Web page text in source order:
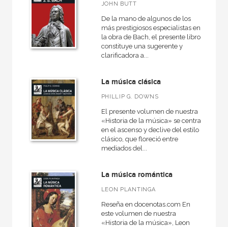
JOHN BUTT
De la mano de algunos de los
más prestigiosos especialistas en
la obra de Bach, el presente libro
constituye una sugerente y
clarificadora a...
La música clásica
PHILLIP G. DOWNS
El presente volumen de nuestra
«Historia de la música» se centra
en el ascenso y declive del estilo
clásico, que floreció entre
mediados del...
La música romántica
LEON PLANTINGA
Reseña en docenotas.com En
este volumen de nuestra
«Historia de la música», Leon